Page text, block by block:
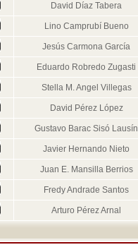
David Díaz Tabera
Lino Camprubí Bueno
Jesús Carmona García
Eduardo Robredo Zugasti
Stella M. Angel Villegas
David Pérez López
Gustavo Barac Sisó Lausín
Javier Hernando Nieto
Juan E. Mansilla Berrios
Fredy Andrade Santos
Arturo Pérez Arnal